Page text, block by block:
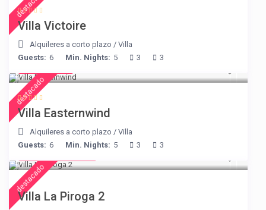
Villa Victoire
Alquileres a corto plazo /Villa
Guests: 6 Min. Nights: 5 3 3
destacado
Villa Easternwind
Alquileres a corto plazo /Villa
Guests: 6 Min. Nights: 5 3 3
destacado
Villa La Piroga 2